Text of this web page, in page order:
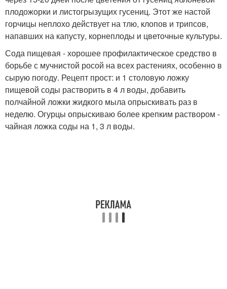
плодожорки и листогрызущих гусениц. Этот же настой
горчицы неплохо действует на тлю, клопов и трипсов,
напавших на капусту, корнеплоды и цветочные культуры.
Сода пищевая - хорошее профилактическое средство в
борьбе с мучнистой росой на всех растениях, осoбенно в
сырую погоду. Рецепт прост: и 1 столовую ложку
пищевой соды растворить в 4 л воды, добавить
полчайной ложки жидкого мыла опрыскивать раз в
неделю. Огурцы опрыскиваю более крепким раствором -
чайная ложка соды на 1, 3 л воды.